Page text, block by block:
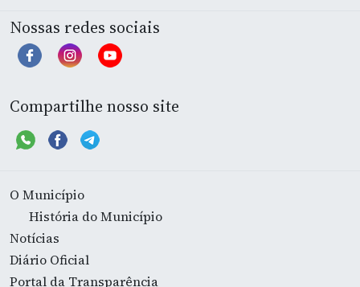
Nossas redes sociais
Compartilhe nosso site
O Município
História do Município
Notícias
Diário Oficial
Portal da Transparência